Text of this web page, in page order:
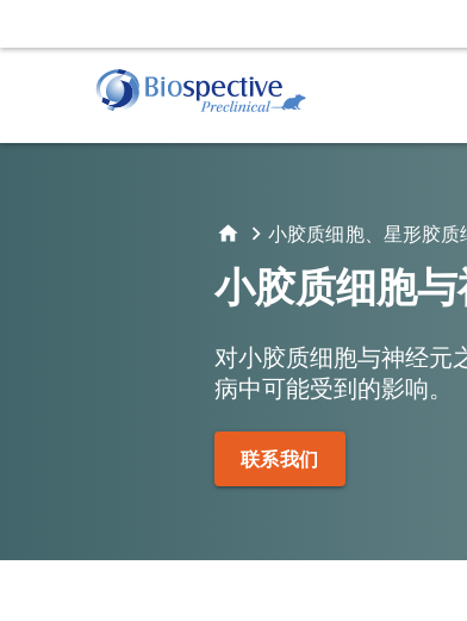
TDP-43转基因模型
α-Synuclein Preformed Fibril (PFF) 模
AAV A53T α-Synuclein小鼠模型
体液和组织采集
免疫组织化学（IHC) | 染色与分析服务
免疫荧光 | 多重染色服务
小胶质细胞、星形胶
小胶质细胞
对小胶质细胞与神经元
病中可能受到的影响。
联系我们